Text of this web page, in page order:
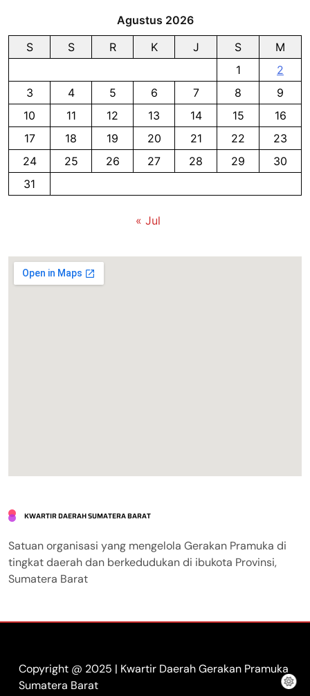
Agustus 2026
S
S R K J S
M
1
2
3
4 5 6 7 8
9
10
11 12 13 14 15
16
17
18 19 20 21 22
23
24
25 26 27 28 29
30
31
« Jul
KWARTIR DAERAH SUMATERA BARAT
Satuan organisasi yang mengelola Gerakan Pramuka di
tingkat daerah dan berkedudukan di ibukota Provinsi,
Sumatera Barat
Copyright @ 2025 | Kwartir Daerah Gerakan Pramuka
Sumatera Barat